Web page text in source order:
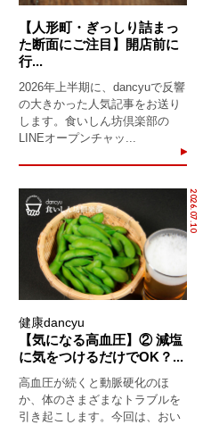
【人形町・ぎっしり詰まっ
た断面にご注目】開店前に
行...
2026年上半期に、dancyuで反響
の大きかった人気記事をお送り
します。食いしん坊倶楽部の
LINEオープンチャッ...
2026.07.10
健康dancyu
【気になる高血圧】② 減塩
に気をつけるだけでOK？...
高血圧が続くと動脈硬化のほ
か、体のさまざまなトラブルを
引き起こします。今回は、おい